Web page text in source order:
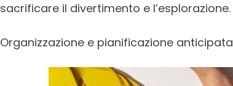
sacrificare il divertimento e l’esplorazione.
Organizzazione e pianificazione anticipata